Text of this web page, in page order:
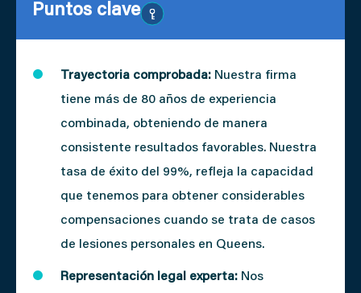
Puntos clave
Trayectoria comprobada: Nuestra firma
tiene más de 80 años de experiencia
combinada, obteniendo de manera
consistente resultados favorables. Nuestra
tasa de éxito del 99%, refleja la capacidad
que tenemos para obtener considerables
compensaciones cuando se trata de casos
de lesiones personales en Queens.
Representación legal experta: Nos